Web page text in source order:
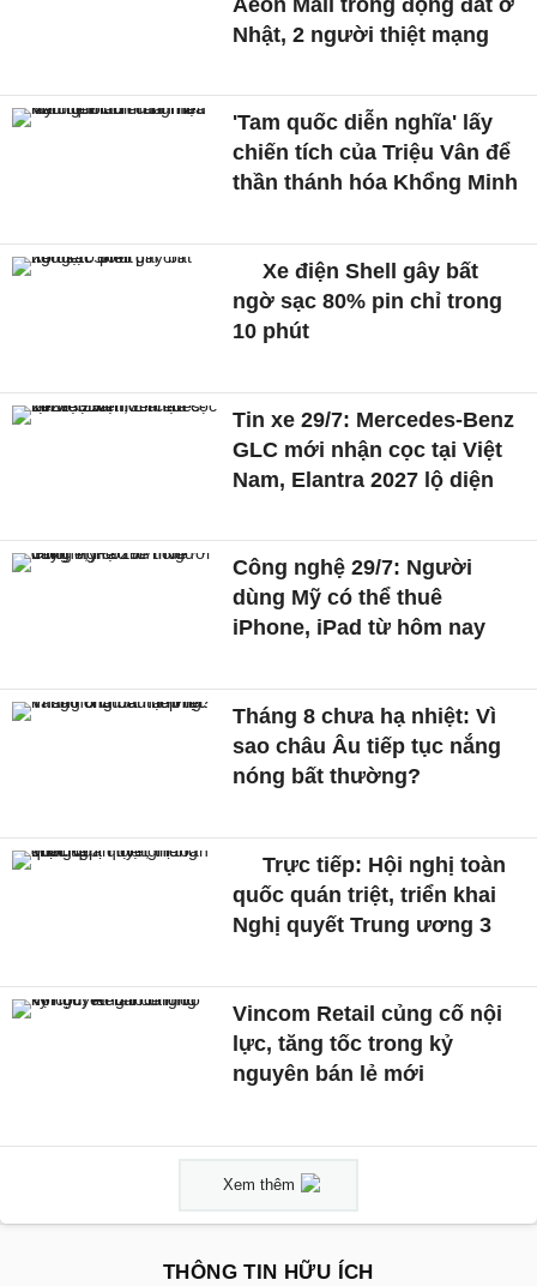
Nhật, 2 người thiệt mạng
'Tam quốc diễn nghĩa' lấy
chiến tích của Triệu Vân để
thần thánh hóa Khổng Minh
Xe điện Shell gây bất
ngờ sạc 80% pin chỉ trong
10 phút
Tin xe 29/7: Mercedes-Benz
GLC mới nhận cọc tại Việt
Nam, Elantra 2027 lộ diện
Công nghệ 29/7: Người
dùng Mỹ có thể thuê
iPhone, iPad từ hôm nay
Tháng 8 chưa hạ nhiệt: Vì
sao châu Âu tiếp tục nắng
nóng bất thường?
Trực tiếp: Hội nghị toàn
quốc quán triệt, triển khai
Nghị quyết Trung ương 3
Vincom Retail củng cố nội
lực, tăng tốc trong kỷ
nguyên bán lẻ mới
Xem thêm
THÔNG TIN HỮU ÍCH